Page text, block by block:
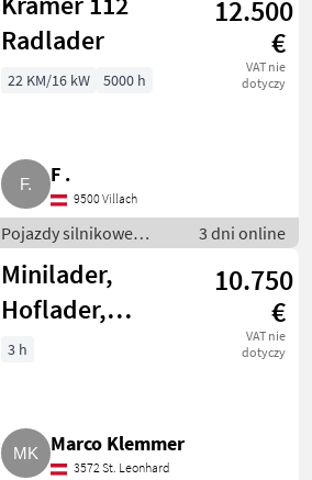
rolnicze
Radlader
12.500
€
VAT nie
dotyczy
22 KM/16 kW 5000 h
F .
9500 Villach
Pojazdy silnikowe
rolnicze / Ładowarki
rolnicze
3 dni online
Minilader,
Hoflader,
Hoftruck
10.750
€
VAT nie
dotyczy
3 h
Marco Klemmer
3572 St. Leonhard